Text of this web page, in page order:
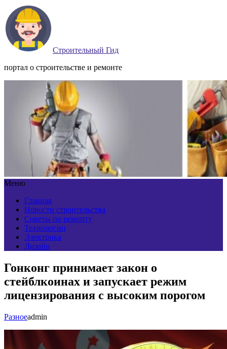
Строительный Гид
портал о строительстве и ремонте
Меню
Главная
Новости строительства
Советы по ремонту
Технологии
Электрика
Дизайн
Гонконг принимает закон о
стейблкоинах и запускает режим
лицензирования с высоким порогом
Разноеadmin